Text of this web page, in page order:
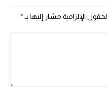
الإلزامية مشار إليها بـ *